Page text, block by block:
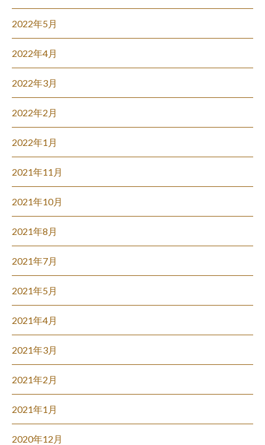
2022年5月
2022年4月
2022年3月
2022年2月
2022年1月
2021年11月
2021年10月
2021年8月
2021年7月
2021年5月
2021年4月
2021年3月
2021年2月
2021年1月
2020年12月